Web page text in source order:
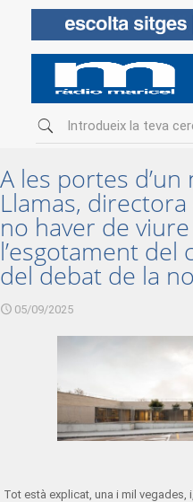
A les portes
Llamas, directora
no haver de
l’esgotament del
del debat de la
05/09/2025
Tot està explicat, una i mil vegades,